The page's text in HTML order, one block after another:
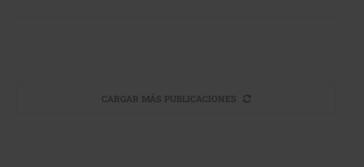
CARGAR MÁS PUBLICACIONES